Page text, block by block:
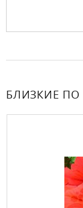
БЛИЗКИЕ